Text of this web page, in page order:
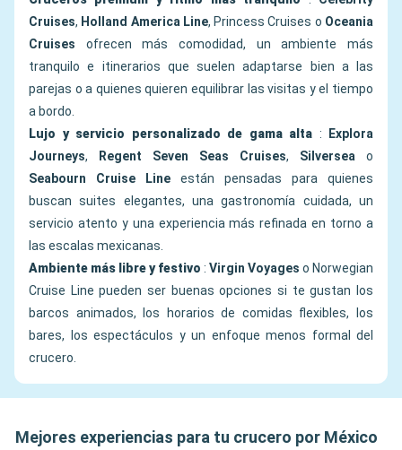
Cruises, Holland America Line, Princess Cruises o Oceania
Cruises ofrecen más comodidad, un ambiente más
tranquilo e itinerarios que suelen adaptarse bien a las
parejas o a quienes quieren equilibrar las visitas y el tiempo
a bordo.
Lujo y servicio personalizado de gama alta :
Explora
Journeys, Regent Seven Seas Cruises, Silversea o
Seabourn Cruise Line están pensadas para quienes
buscan suites elegantes, una gastronomía cuidada, un
servicio atento y una experiencia más refinada en torno a
las escalas mexicanas.
Ambiente más libre y festivo : Virgin Voyages o Norwegian
Cruise Line pueden ser buenas opciones si te gustan los
barcos animados, los horarios de comidas flexibles, los
bares, los espectáculos y un enfoque menos formal del
crucero.
Mejores experiencias para tu crucero por México